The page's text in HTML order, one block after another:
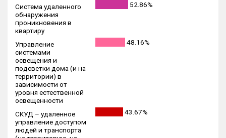
Система удаленного
обнаружения
проникновения в
квартиру
52.86%
Управление
системами
освещения и
подсветки дома (и на
территории) в
зависимости от
уровня естественной
освещенности
48.16%
СКУД – удаленное
управление доступом
людей и транспорта
43.67%